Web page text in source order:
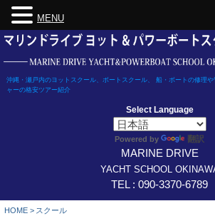
Skip
content
沖縄・瀬戸内のヨットスクール、ボートスクール、 船・ボートの修理
ャーの格安ツアー紹介
Select Language
Powered by 翻訳
MARINE DRIVE
YACHT SCHOOL
TEL : 090-3370-6789
HOME > スクール
MENU